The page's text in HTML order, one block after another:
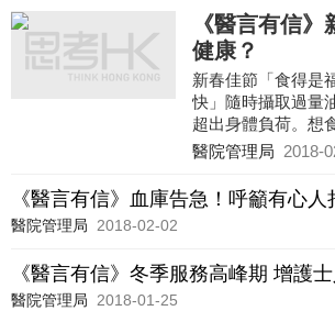
《醫言有信
健康？
新春佳節「食得是
快」隨時攝取過量
超出身體負荷。想
營養部特別製作了
全盒小吃、盆菜食
師又特別設計了五
醫院管理局 2018-
《醫言有信》血庫告急！呼籲有心
醫院管理局 2018-02-02
《醫言有信》冬季服務高峰期 增護
醫院管理局 2018-01-25